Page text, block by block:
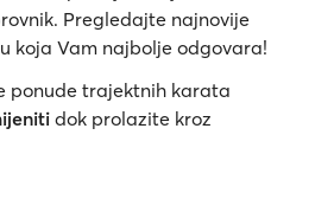
Pregledajte najnovije
koja Vam najbolje odgovara!
ponude trajektnih karata
dok prolazite kroz